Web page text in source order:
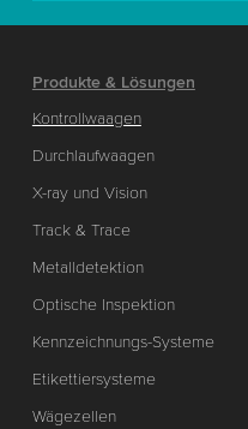
Produkte & Lösungen
Kontrollwaagen
Durchlaufwaagen
X-ray und Vision
Track & Trace
Metalldetektion
Optische Inspektion
Kennzeichnungs-Systeme
Etikettiersysteme
Wägezellen